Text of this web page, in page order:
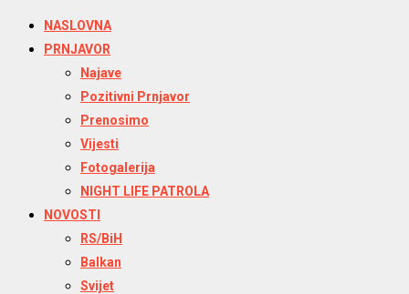
NASLOVNA
PRNJAVOR
Najave
Pozitivni Prnjavor
Prenosimo
Vijesti
Fotogalerija
NIGHT LIFE PATROLA
NOVOSTI
RS/BiH
Balkan
Svijet